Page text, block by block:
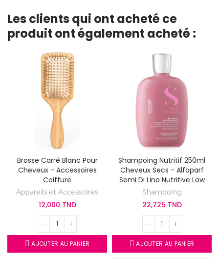
Les clients qui ont acheté ce
produit ont également acheté :
Brosse Carré Blanc Pour
Cheveux - Accessoires
Coiffure
Appareils et Accessoires
12,000 TND
AJOUTER AU PANIER
Shampoing Nutritif 250ml
Cheveux Secs - Alfaparf
Semi Di Lino Nutritive Low
Shampoing
22,725 TND
AJOUTER AU PANIER